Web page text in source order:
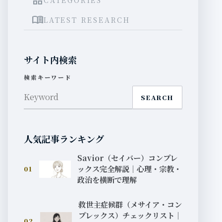
menu_bookLATEST RESEARCH
サイト内検索
検索キーワード
SEARCH
人気記事ランキング
01
Savior（セイバー）コンプレ
ックス完全解説｜心理・宗教・
政治を横断で理解
救世主症候群（メサイア・コン
プレックス）チェックリスト｜